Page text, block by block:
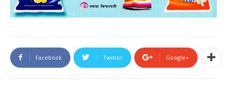
Facebook Twitter Google+